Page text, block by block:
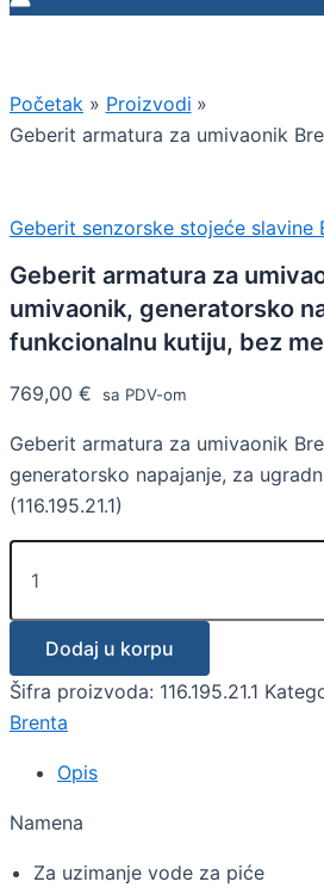
Početak
Proizvodi
Geberit armatura za umivaonik
Geberit senzorske stojeće slavine
Geberit armatura za
umivaonik, generatorsko
funkcionalnu kutiju, bez
769,00 € sa PDV-om
Geberit armatura za umivaonik
generatorsko napajanje, za
(116.195.21.1)
Dodaj u korpu
Šifra proizvoda: 116.195.21.1
Brenta
Opis
Namena
Za uzimanje vode za piće